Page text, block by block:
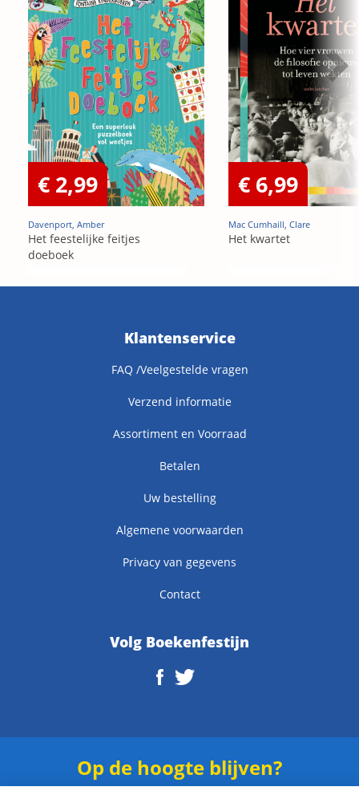
€ 2,99
Davenport, Amber
Het feestelijke feitjes
doeboek
€ 6,99
Mac Cumhaill, Clare
Het kwartet
Klantenservice
FAQ /Veelgestelde vragen
Verzend informatie
Assortiment en Voorraad
Betalen
Uw bestelling
Algemene voorwaarden
Privacy van gegevens
Contact
Volg Boekenfestijn
Op de hoogte blijven?